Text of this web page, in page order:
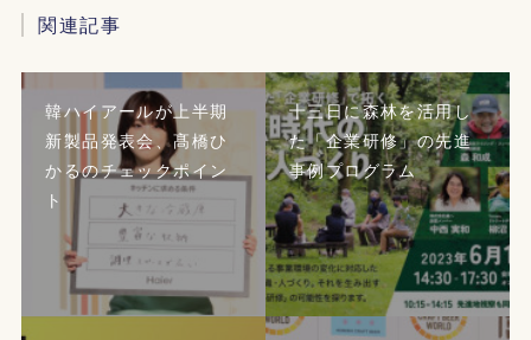
関連記事
韓ハイアールが上半期
新製品発表会、髙橋ひ
かるのチェックポイン
ト
十三日に森林を活用し
た「企業研修」の先進
事例プログラム